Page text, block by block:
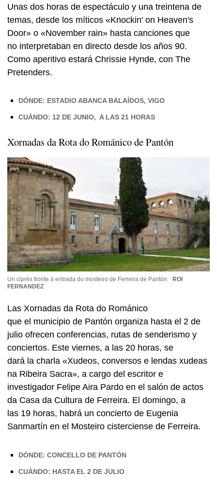
Unas dos horas de espectáculo y una treintena de
temas, desde los míticos «Knockin' on Heaven's
Door» o «November rain» hasta canciones que
no interpretaban en directo desde los años 90.
Como aperitivo estará Chrissie Hynde, con The
Pretenders.
DÓNDE: ESTADIO ABANCA BALAÍDOS, VIGO
CUÁNDO: 12 DE JUNIO, A LAS 21 HORAS
Xornadas da Rota do Románico de Pantón
Un ciprés fronte á entrada do mosteiro de Ferreira de Pantón
ROI
FERNANDEZ
Las Xornadas da Rota do Románico
que el municipio de Pantón organiza hasta el 2 de
julio ofrecen conferencias, rutas de senderismo y
conciertos. Este viernes, a las 20 horas, se
dará la charla «Xudeos, conversos e lendas xudeas
na Ribeira Sacra», a cargo del escritor e
investigador Felipe Aira Pardo en el salón de actos
da Casa da Cultura de Ferreira. El domingo, a
las 19 horas, habrá un concierto de Eugenia
Sanmartín en el Mosteiro cisterciense de Ferreira.
DÓNDE: CONCELLO DE PANTÓN
CUÁNDO: HASTA EL 2 DE JULIO